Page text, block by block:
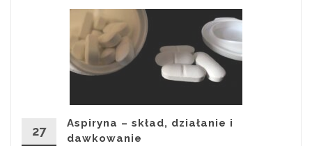
27
Aspiryna – skład, działanie i
dawkowanie